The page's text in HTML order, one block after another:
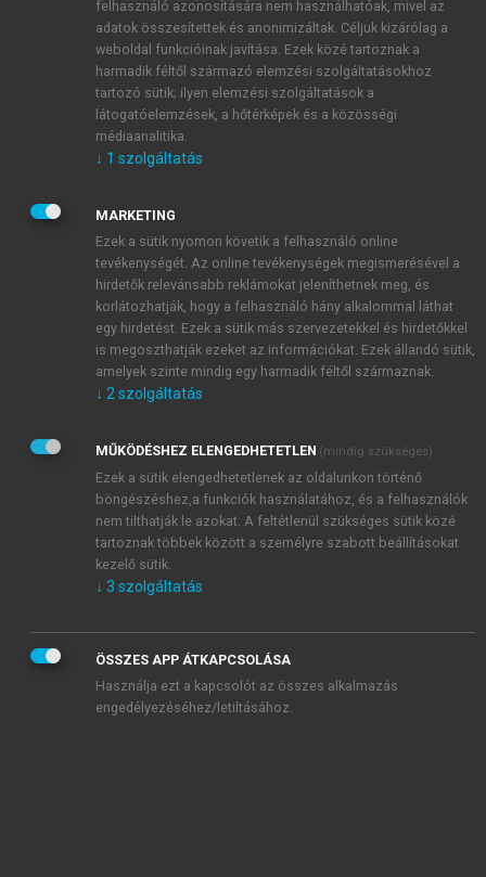
E-MAIL-CÍM
JELSZÓ
JELSZÓ ÚJRA
Kérek értesítést a MeRSZ újdonságairól, akcióiról.
Kérek értesítést az Akadémiai Kiadó Zrt. újdonságairól,
Adatkezelési tájékoztatóbanfoglaltakat tudomásul
veszem és elfogadom.
Általános vásárlási feltételeket, valamint a szotar.netés a
mersz.huoldalak licencszerződéseiben foglaltakat
tudomásul veszem és elfogadom.
KIPRÓBÁLOM
felhasználó azonosítására nem használhatóak, mivel az
adatok összesítettek és anonimizáltak. Céljuk kizárólag a
weboldal funkcióinak javítása. Ezek közé tartoznak a
harmadik féltől származó elemzési szolgáltatásokhoz
tartozó sütik; ilyen elemzési szolgáltatások a
látogatóelemzések, a hőtérképek és a közösségi
médiaanalitika.
↓ 1 szolgáltatás
MARKETING
Ezek a sütik nyomon követik a felhasználó online
tevékenységét. Az online tevékenységek megismerésével a
hirdetők relevánsabb reklámokat jeleníthetnek meg, és
korlátozhatják, hogy a felhasználó hány alkalommal láthat
egy hirdetést. Ezek a sütik más szervezetekkel és hirdetőkkel
is megoszthatják ezeket az információkat. Ezek állandó sütik,
amelyek szinte mindig egy harmadik féltől származnak.
↓ 2 szolgáltatás
MŰKÖDÉSHEZ ELENGEDHETETLEN (mindig szükséges)
Ezek a sütik elengedhetetlenek az oldalunkon történő
böngészéshez,a funkciók használatához, és a felhasználók
nem tilthatják le azokat. A feltétlenül szükséges sütik közé
tartoznak többek között a személyre szabott beállításokat
kezelő sütik.
↓ 3 szolgáltatás
ÖSSZES APP ÁTKAPCSOLÁSA
Használja ezt a kapcsolót az összes alkalmazás
engedélyezéséhez/letiltásához.